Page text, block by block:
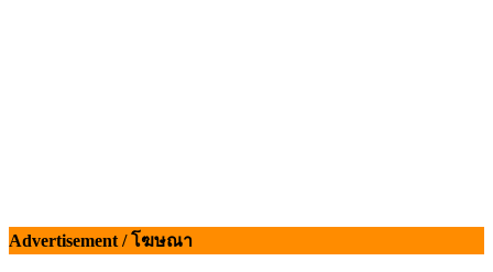
Advertisement / โฆษณา